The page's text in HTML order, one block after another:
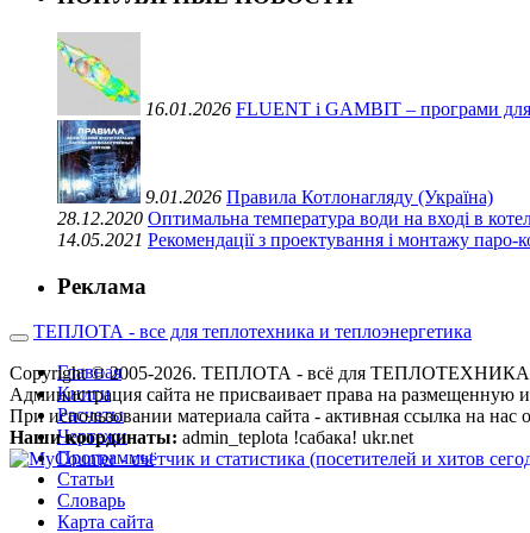
16.01.2026 FLUENT і GAMBIT – програми для
9.01.2026 Правила Котлонагляду (Україна)
28.12.2020 Оптимальна температура води на вході в
14.05.2021 Рекомендації з проектування і монтажу паро-
Реклама
ТЕПЛОТА - все для теплотехника и теплоэнергетика
Главная
Книги
Расчеты
Чертежи
Программы
Статьи
Словарь
Карта сайта
Copyright © 2005-2026. ТЕПЛОТА - всё для
Администрация сайта не присваивает права на
При использовании материала сайта - активная ссылка на нас
Наши координаты: admin_teplota !сабака! ukr.net